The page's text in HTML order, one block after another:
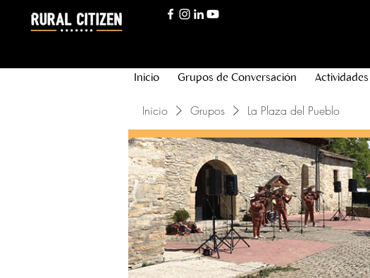
Inicio Grupos de Conversación Actividades
Inicio Grupos La Plaza del Pueblo